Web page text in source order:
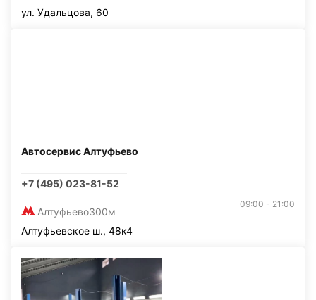
ул. Удальцова, 60
Автосервис Алтуфьево
+7 (495) 023-81-52
Алтуфьево300м
09:00 - 21:00
Алтуфьевское ш., 48к4